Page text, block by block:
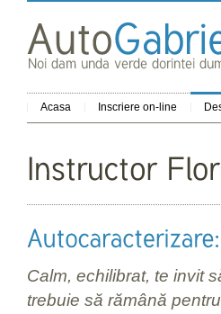
Acasa Inscriere on-line
Calm, echilibrat, te invit
trebuie să rămână